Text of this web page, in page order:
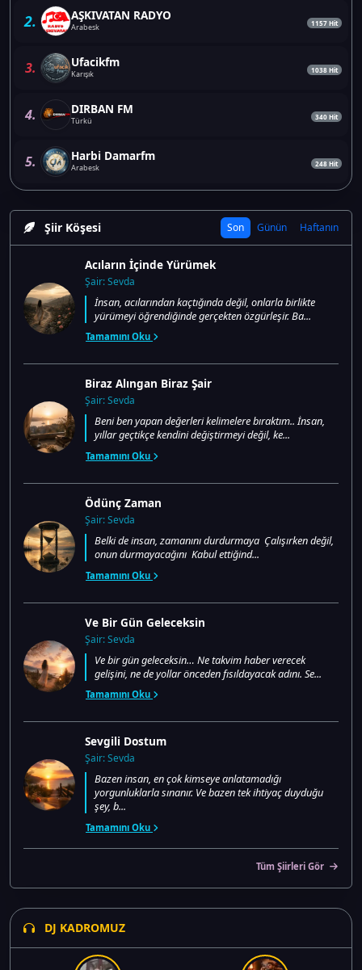
2. AŞKIVATAN RADYO
Arabesk 1157 Hit
3. Ufacikfm
Karışık 1038 Hit
4. DIRBAN FM
Türkü 340 Hit
5. Harbi Damarfm
Arabesk 248 Hit
Şiir Köşesi Son Günün Haftanın
Acıların İçinde Yürümek
Şair: Sevda
İnsan, acılarından kaçtığında değil, onlarla birlikte
yürümeyi öğrendiğinde gerçekten özgürleşir. Ba...
Tamamını Oku
Biraz Alıngan Biraz Şair
Şair: Sevda
Beni ben yapan değerleri kelimelere bıraktım.. İnsan,
yıllar geçtikçe kendini değiştirmeyi değil, ke...
Tamamını Oku
Ödünç Zaman
Şair: Sevda
Belki de insan, zamanını durdurmaya Çalışırken değil,
onun durmayacağını Kabul ettiğind...
Tamamını Oku
Ve Bir Gün Geleceksin
Şair: Sevda
Ve bir gün geleceksin… Ne takvim haber verecek
gelişini, ne de yollar önceden fısıldayacak adını. Se...
Tamamını Oku
Sevgili Dostum
Şair: Sevda
Bazen insan, en çok kimseye anlatamadığı
yorgunluklarla sınanır. Ve bazen tek ihtiyaç duyduğu
şey, b...
Tamamını Oku
Tüm Şiirleri Gör
DJ KADROMUZ